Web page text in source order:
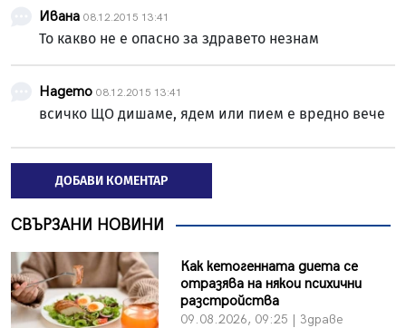
Ивана 08.12.2015 13:41
То какво не е опасно за здравето незнам
Надето 08.12.2015 13:41
всичко ЩО дишаме, ядем или пием е вредно вече
ДОБАВИ КОМЕНТАР
СВЪРЗАНИ НОВИНИ
Как кетогенната диета се
отразява на някои психични
разстройства
09.08.2026, 09:25 | Здраве